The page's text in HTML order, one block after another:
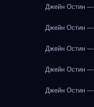
Джейн Остин —
Джейн Остин —
Джейн Остин —
Джейн Остин —
Джейн Остин —